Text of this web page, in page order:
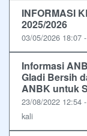
INFORMASI
2025/2026
03/05/2026 18:07
Informasi
Gladi Bersih
ANBK untuk
23/08/2022 12:54
kali